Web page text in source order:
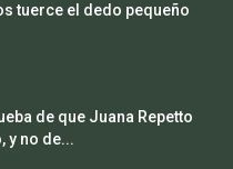
tuerce el dedo pequeño
de que Juana Repetto
y no de...